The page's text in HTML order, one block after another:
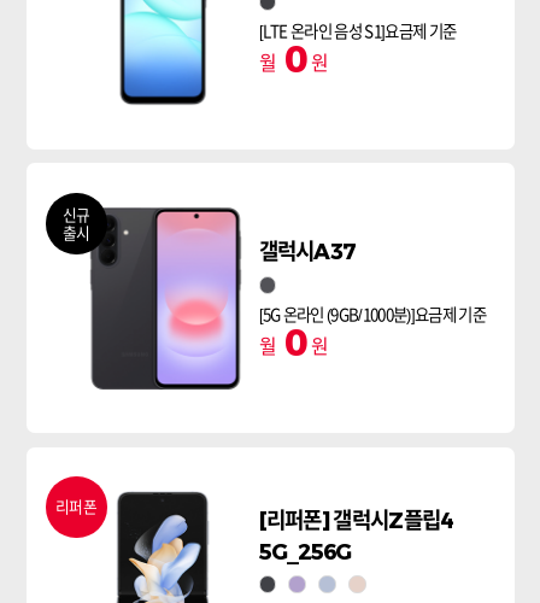
블랙
[LTE 온라인 음성 S1]요금제 기준
월 0원
신규
출시
갤럭시A37
블랙
[5G 온라인 (9GB/1000분)]요금제 기준
월 0원
리퍼폰
[리퍼폰] 갤럭시Z플립4
5G_256G
그라파이트
보라퍼플
블루
핑크골드